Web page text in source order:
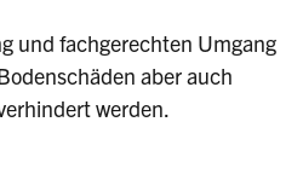
und fachgerechten Umgang
aber auch
werden.